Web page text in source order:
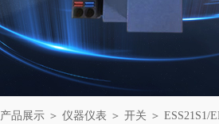
产品展示 ＞ 仪器仪表 ＞ 开关 ＞ ESS21S1/